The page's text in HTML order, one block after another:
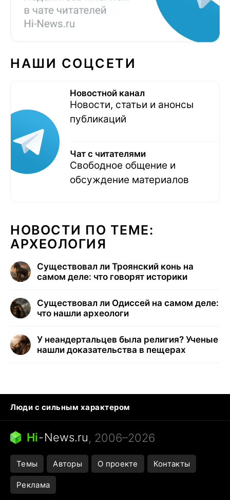
НАШИ СОЦСЕТИ
Новостной канал
Новости, статьи и анонсы
публикаций
Чат с читателями
Свободное общение и
обсуждение материалов
НОВОСТИ ПО ТЕМЕ:
АРХЕОЛОГИЯ
Существовал ли Троянский конь на
самом деле: что говорят историки
Существовал ли Одиссей на самом деле:
что нашли археологи
У неандертальцев была религия? Ученые
нашли доказательства в пещерах
Люди с сильным характером
Кошка писает на кровать
Тунцы в океанариуме
Ядовитые пауки России
Города в ядерной войне
Открытие в Google Maps
Hi-News.ru, 2006–2026
Темы Авторы О проекте Контакты
Реклама